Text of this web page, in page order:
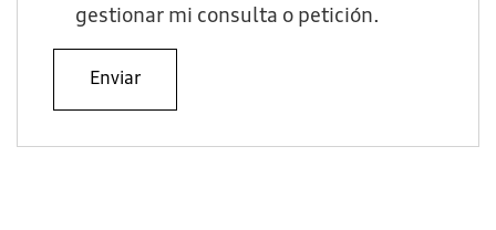
gestionar mi consulta o petición.
Enviar